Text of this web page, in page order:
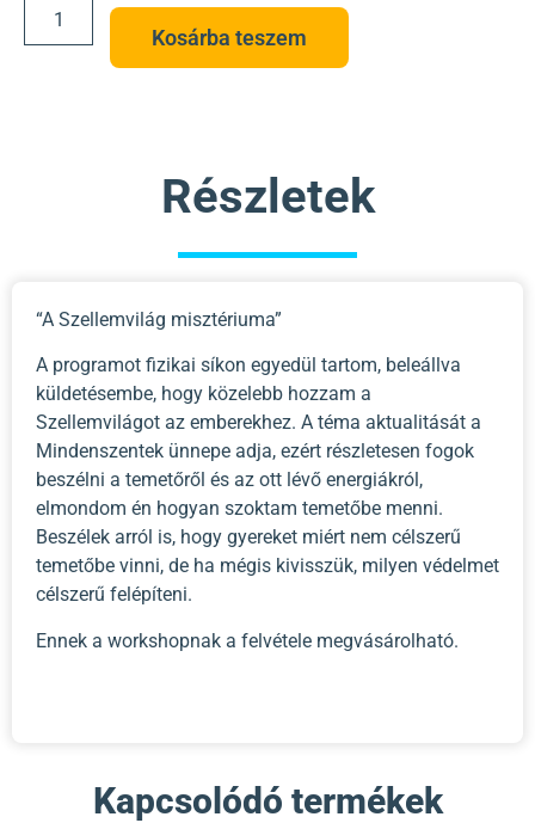
Kosárba teszem
Részletek
“A Szellemvilág misztériuma”
A programot fizikai síkon egyedül tartom, beleállva
küldetésembe, hogy közelebb hozzam a
Szellemvilágot az emberekhez. A téma aktualitását a
Mindenszentek ünnepe adja, ezért részletesen fogok
beszélni a temetőről és az ott lévő energiákról,
elmondom én hogyan szoktam temetőbe menni.
Beszélek arról is, hogy gyereket miért nem célszerű
temetőbe vinni, de ha mégis kivisszük, milyen védelmet
célszerű felépíteni.
Ennek a workshopnak a felvétele megvásárolható.
Kapcsolódó termékek